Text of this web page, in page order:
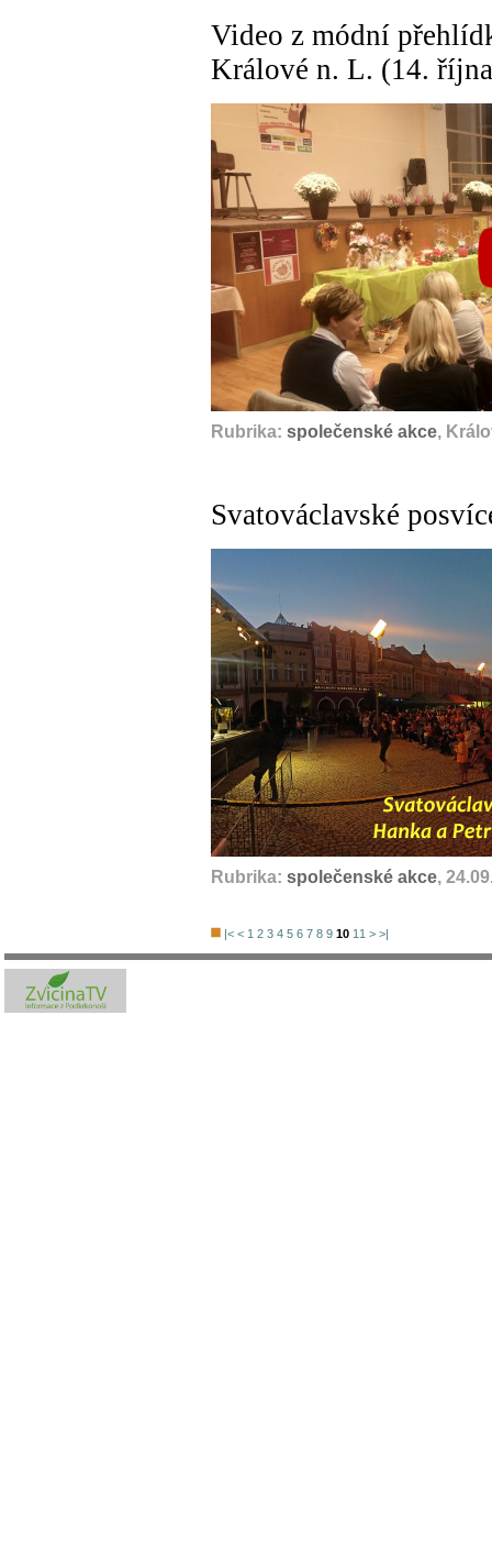
Video z módní
Králové n. L. (14.
Rubrika: společenské akce,
Svatováclavské
Rubrika: společenské akce,
|< < 1 2 3 4 5 6 7 8 9 10 11 > >|